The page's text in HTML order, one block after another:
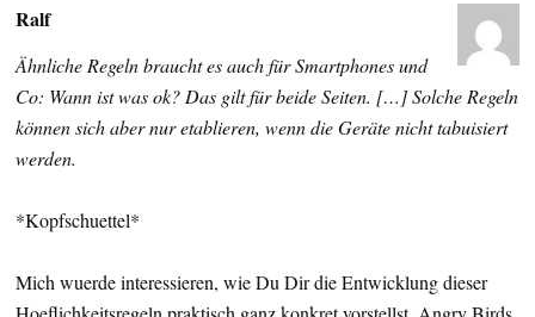
Ralf
Ähnliche Regeln braucht es auch für Smartphones und
Co: Wann ist was ok? Das gilt für beide Seiten. […] Solche Regeln
können sich aber nur etablieren, wenn die Geräte nicht tabuisiert
werden.
*Kopfschuettel*
Mich wuerde interessieren, wie Du Dir die Entwicklung dieser